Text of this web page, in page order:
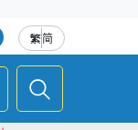
繁简